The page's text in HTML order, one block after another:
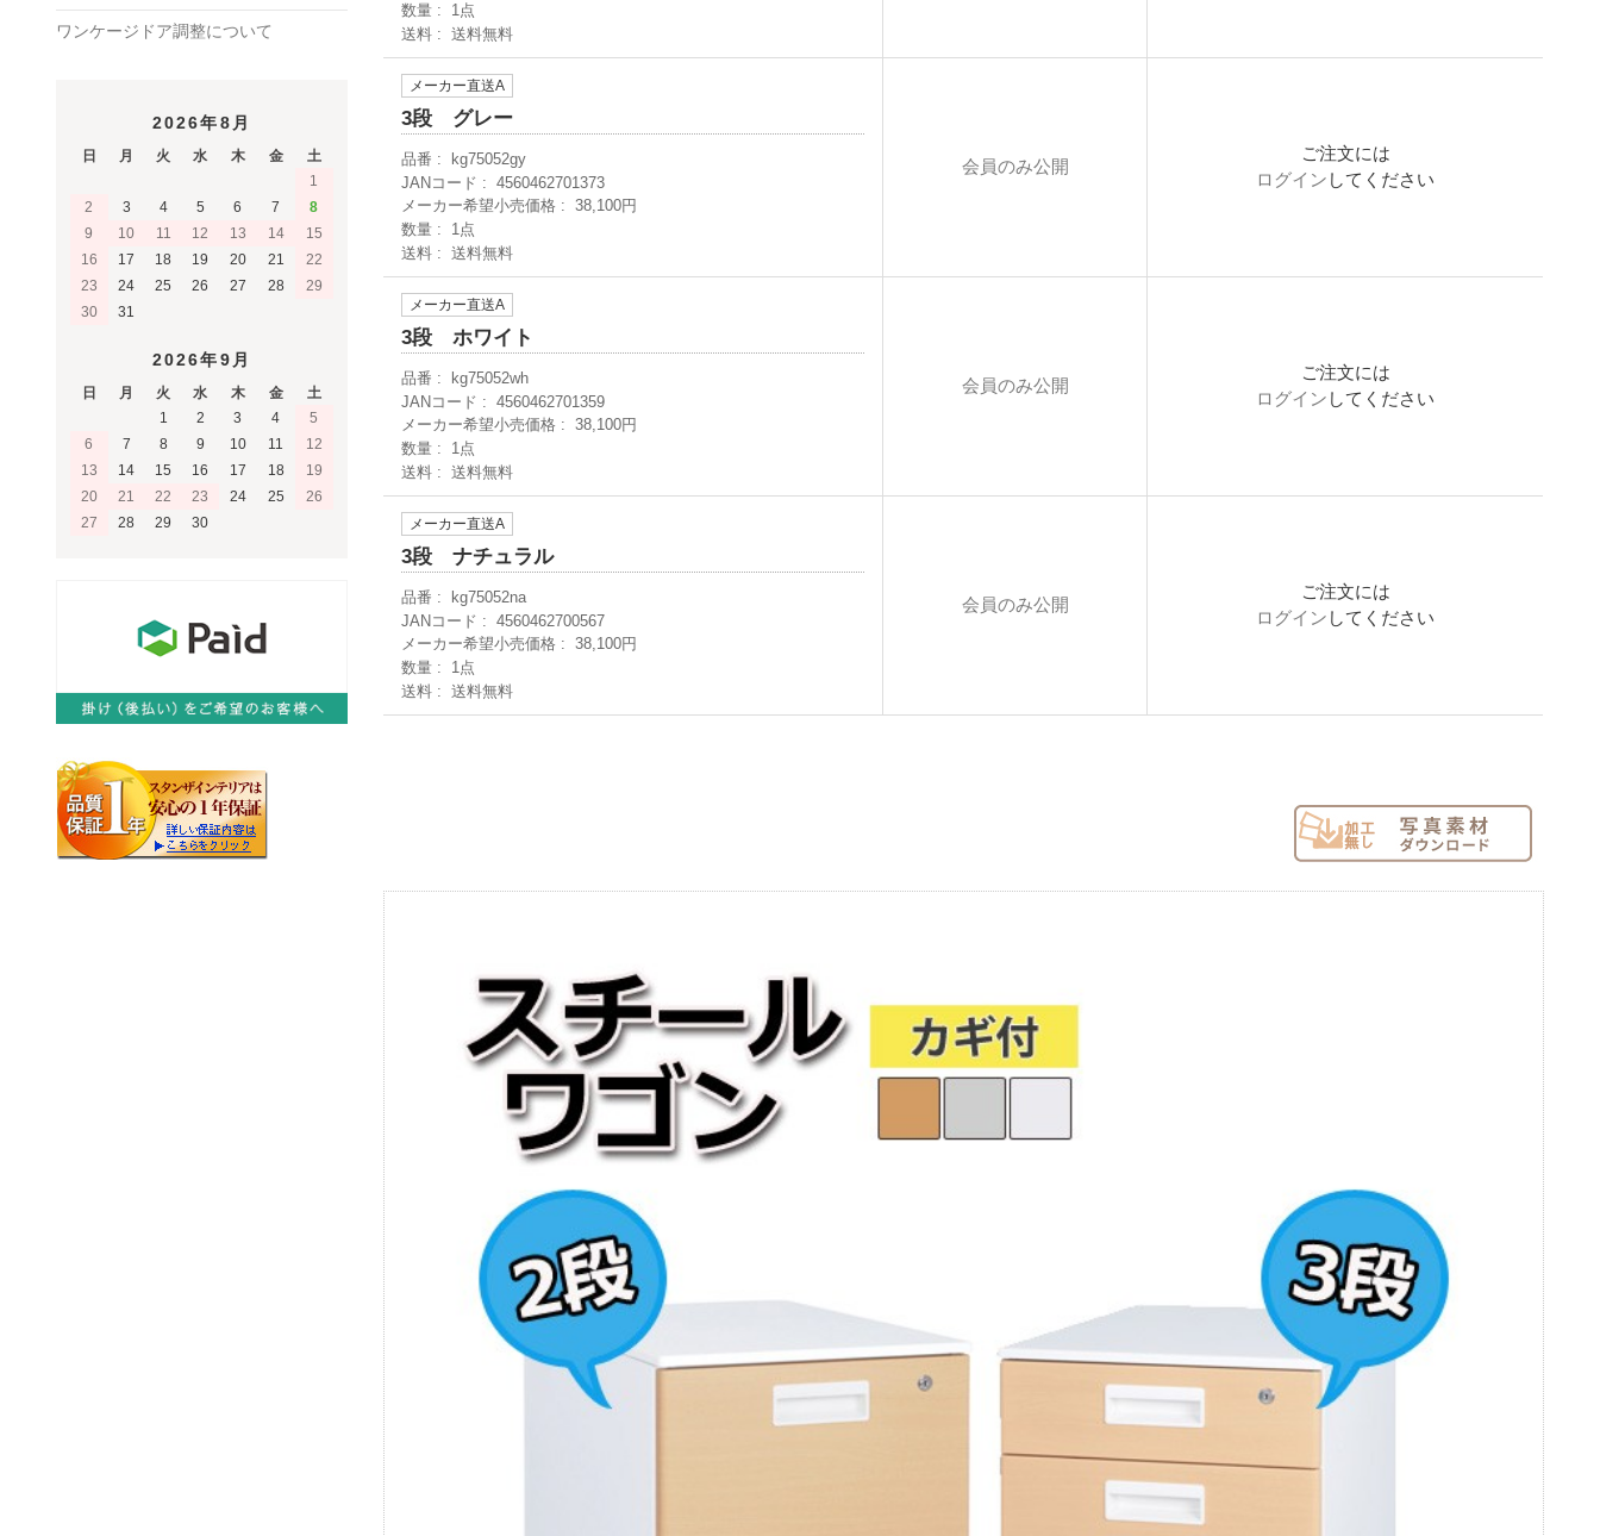
数量
1点
送料
送料無料
メーカー直送A
3段 グレー
品番
kg75052gy
JANコード
4560462701373
メーカー希望小売価格
38,100円
数量
1点
送料
送料無料
会員のみ公開
ご注文には
ログイン してください
メーカー直送A
3段 ホワイト
品番
kg75052wh
JANコード
4560462701359
メーカー希望小売価格
38,100円
数量
1点
送料
送料無料
会員のみ公開
ご注文には
ログイン してください
メーカー直送A
3段 ナチュラル
品番
kg75052na
JANコード
4560462700567
メーカー希望小売価格
38,100円
数量
1点
送料
送料無料
会員のみ公開
ご注文には
ログイン してください
ワンケージドア調整について
2026年8月
日 月 火 水 木 金
土
1
2
3 4 5 6 7
8
9
10 11 12 13 14
15
16
17 18 19 20 21
22
23
24 25 26 27 28
29
30
31
2026年9月
日 月 火 水 木 金
土
1
2 3 4
5
6
7 8 9 10 11
12
13
14 15 16 17 18
19
20
21 22 23 24 25
26
27
28 29 30